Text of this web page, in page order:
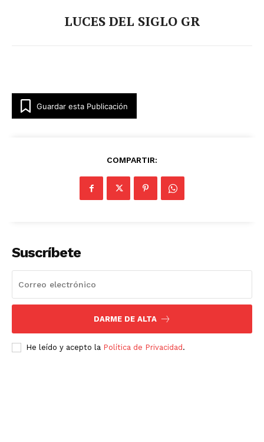
LUCES DEL SIGLO GR
Guardar esta Publicación
COMPARTIR:
Suscríbete
DARME DE ALTA
He leído y acepto la Política de Privacidad .